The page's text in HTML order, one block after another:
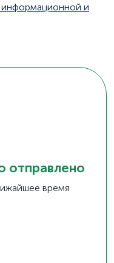
информационной и
отправлено
время